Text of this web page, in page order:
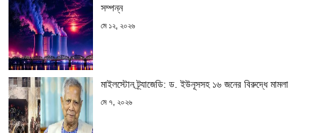
সম্পন্ন
মে ১২, ২০২৬
মাইলস্টোন ট্র্যাজেডি: ড. ইউনূসসহ ১৬ জনের বিরুদ্ধে মামলা
মে ৭, ২০২৬